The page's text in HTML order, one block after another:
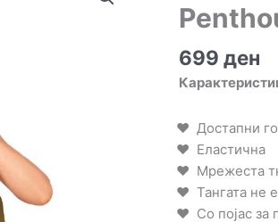
699 ден
Достапни
Еластична
Мрежеста
Тангата не
Со појас за